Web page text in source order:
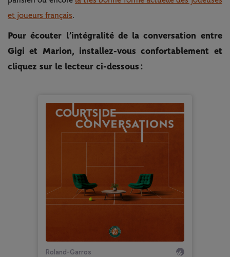
et joueurs français.
Pour écouter l’intégralité de la conversation entre
Gigi et Marion, installez-vous confortablement et
cliquez sur le lecteur ci-dessous :